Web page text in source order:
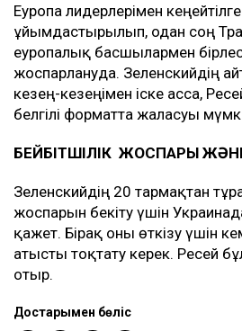
Еуропа лидерлерімен
ұйымдастырылып, одан соң
еуропалық басшылармен
жоспарлануда. Зеленскийдің
кезең-кезеңімен іске асса,
белгілі форматта жалғасуы
БЕЙБІТШІЛІК ЖОСПАРЫ
Зеленскийдің 20 тармақтан
жоспарын бекіту үшін
қажет. Бірақ оны өткізу үшін
атысты тоқтату керек. Ресей
отыр.
Достарыңмен бөліс